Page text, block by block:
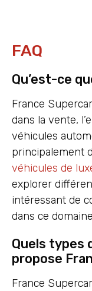
FAQ
Qu’est-ce
France
dans la vente,
véhicules
principalement
véhicules de
explorer
intéressant de
dans ce
Quels types
propose
France